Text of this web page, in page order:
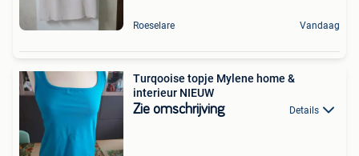
Roeselare Vandaag
Turqooise topje Mylene home &
interieur NIEUW
Zie omschrijving Details